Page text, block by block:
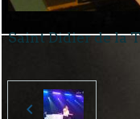
Saint Didier de la